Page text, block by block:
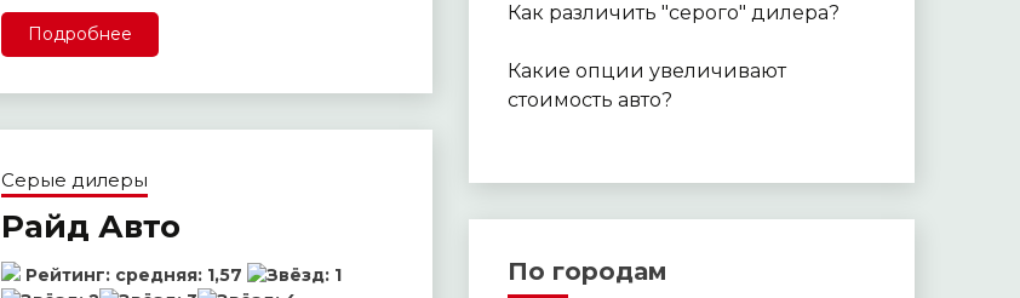
Подробнее
Серые дилеры
Райд Авто
Рейтинг:средняя: 1,57
Как различить "серого" дилера?
Какие опции увеличивают
стоимость авто?
По городам